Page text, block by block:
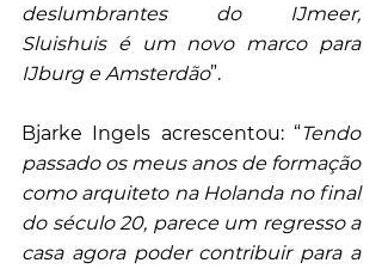
deslumbrantes do IJmeer,
Sluishuis é um novo marco para
IJburg e Amsterdão”.
Bjarke Ingels acrescentou: “Tendo
passado os meus anos de formação
como arquiteto na Holanda no final
do século 20, parece um regresso a
casa agora poder contribuir para a